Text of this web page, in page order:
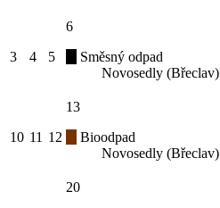
3 4 5
6
Směsný odpad
Novosedly (Břeclav)
10 11 12
13
Bioodpad
Novosedly (Břeclav)
20